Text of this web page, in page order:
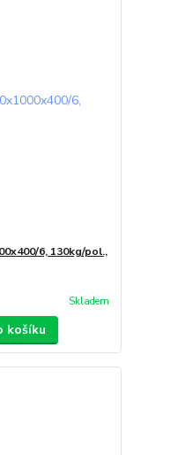
6, 130kg/pol.,
Skladem
košíku